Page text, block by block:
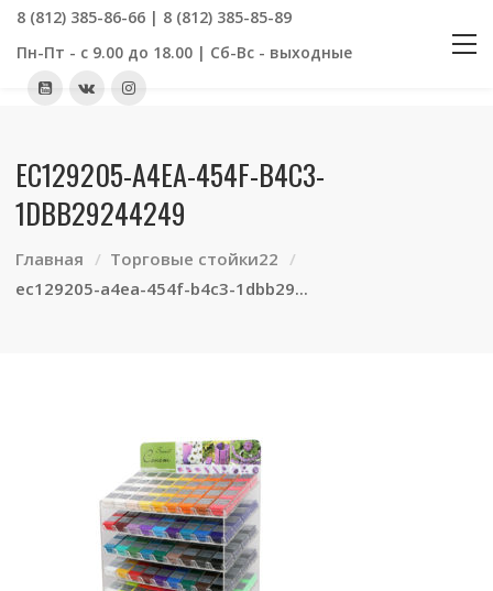
8 (812) 385-86-66 | 8 (812) 385-85-89
Пн-Пт - с 9.00 до 18.00 | Сб-Вс - выходные
EC129205-A4EA-454F-B4C3-
1DBB29244249
Главная
Торговые стойки22
ec129205-a4ea-454f-b4c3-1dbb29...